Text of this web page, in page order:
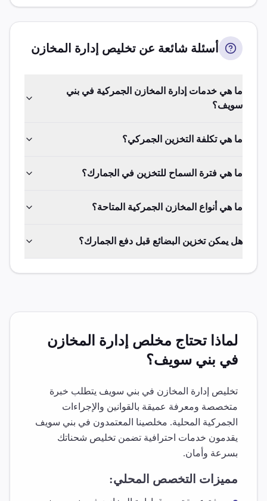
أسئلة شائعة عن تخليص إدارة المخازن
ما هي خدمات إدارة المخازن الجمركية في بني
سويف؟
ما هي تكلفة التخزين الجمركي؟
ما هي فترة السماح للتخزين في الجمارك؟
ما هي أنواع المخازن الجمركية المتاحة؟
هل يمكن تخزين البضائع قبل دفع الجمارك؟
لماذا تحتاج مخلص إدارة المخازن
في بني سويف؟
تخليص إدارة المخازن في بني سويف يتطلب خبرة
متخصصة ومعرفة عميقة بالقوانين والإجراءات
الجمركية المحلية. مخلصينا المعتمدون في بني سويف
يقدمون خدمات احترافية تضمن تخليص شحناتك
بسرعة وأمان.
مميزات التخصص المحلي: